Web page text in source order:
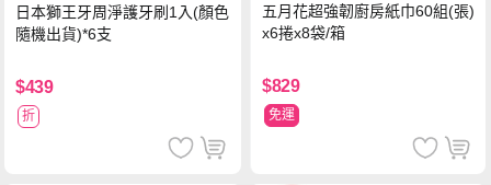
日本獅王牙周淨護牙刷1入(顏色
隨機出貨)*6支
$439
折
五月花超強韌廚房紙巾60組(張)
x6捲x8袋/箱
$829
免運